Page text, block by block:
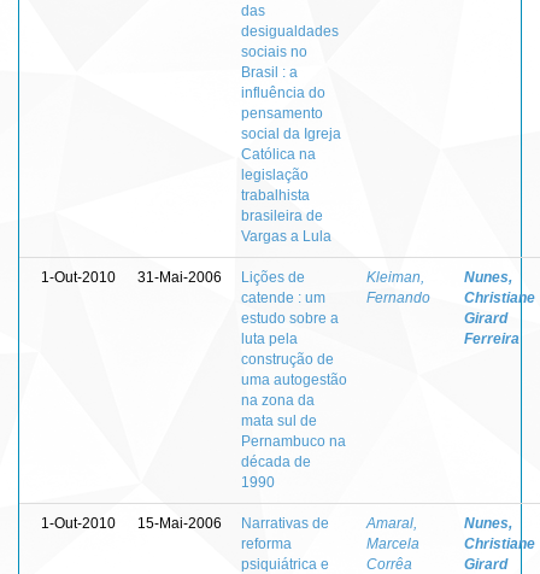
das
desigualdades
sociais no
Brasil : a
influência do
pensamento
social da Igreja
Católica na
legislação
trabalhista
brasileira de
Vargas a Lula
1-Out-2010 31-Mai-2006
Lições de
catende : um
estudo sobre a
luta pela
construção de
uma autogestão
na zona da
mata sul de
Pernambuco na
década de
1990
Kleiman,
Fernando
Nunes,
Christiane
Girard
Ferreira
1-Out-2010 15-Mai-2006
Narrativas de
reforma
psiquiátrica e
Amaral,
Marcela
Corrêa
Nunes,
Christiane
Girard